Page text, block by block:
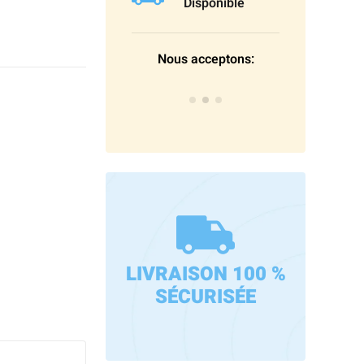
Nous acceptons:
LIVRAISON 100 %
SÉCURISÉE